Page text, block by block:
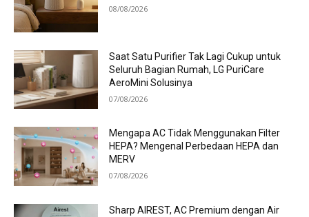
08/08/2026
Saat Satu Purifier Tak Lagi Cukup untuk
Seluruh Bagian Rumah, LG PuriCare
AeroMini Solusinya
07/08/2026
Mengapa AC Tidak Menggunakan Filter
HEPA? Mengenal Perbedaan HEPA dan
MERV
07/08/2026
Sharp AIREST, AC Premium dengan Air